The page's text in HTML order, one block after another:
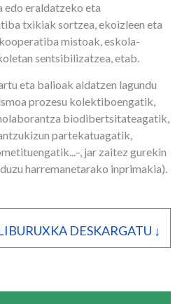
eraldatzeko eta
txikiak sortzea, ekoizleen eta
mistoak, eskola-
sentsibilizatzea, etab.
eta balioak aldatzen lagundu
prozesu kolektiboengatik,
biodibertsitateagatik,
partekatuagatik,
jar zaitez gurekin
harremanetarako inprimakia).
DESKARGATU ↓